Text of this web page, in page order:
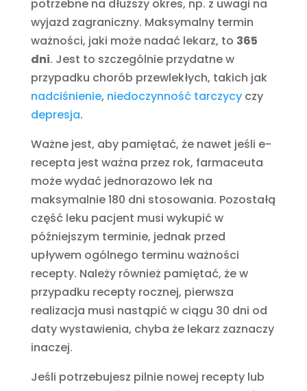
potrzebne na dłuższy okres, np. z uwagi na
wyjazd zagraniczny. Maksymalny termin
ważności, jaki może nadać lekarz, to 365
dni. Jest to szczególnie przydatne w
przypadku chorób przewlekłych, takich jak
nadciśnienie, niedoczynność tarczycyczy
depresja.
Ważne jest, aby pamiętać, że nawet jeśli e-
recepta jest ważna przez rok, farmaceuta
może wydać jednorazowo lek na
maksymalnie 180 dni stosowania. Pozostałą
część leku pacjent musi wykupić w
późniejszym terminie, jednak przed
upływem ogólnego terminu ważności
recepty. Należy również pamiętać, że w
przypadku recepty rocznej, pierwsza
realizacja musi nastąpić w ciągu 30 dni od
daty wystawienia, chyba że lekarz zaznaczy
inaczej.
Jeśli potrzebujesz pilnie nowej recepty lub